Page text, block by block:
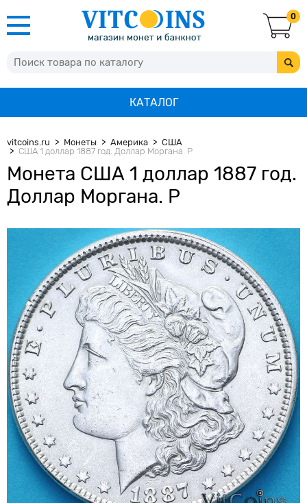
0
КАТАЛОГ
vitcoins.ru Монеты Америка
США
США 1 доллар 1887 год. Доллар Моргана. Р
Монета США 1 доллар 1887 год.
Доллар Моргана. Р